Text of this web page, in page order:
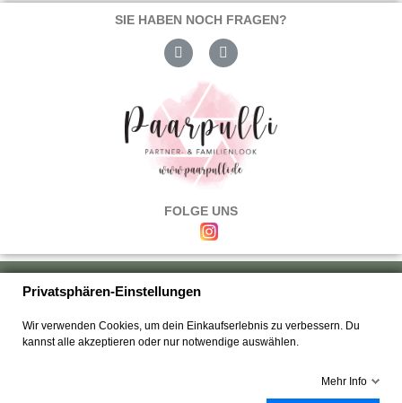
SIE HABEN NOCH FRAGEN?
FOLGE UNS
Über uns|Versand & Zahlung|Umtausch & Rückgabe
Kontakt
Privatsphären-Einstellungen
Wir verwenden Cookies, um dein Einkaufserlebnis zu verbessern. Du
kannst alle akzeptieren oder nur notwendige auswählen.
Mehr Info